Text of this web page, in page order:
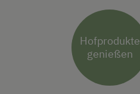
Hofprodukte
genießen